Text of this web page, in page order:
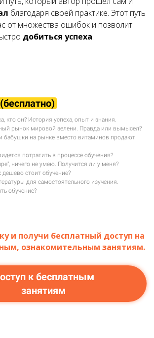
благодаря своей практике. Этот путь
от множества ошибок и позволит
добиться успеха.
кто он? История успеха, опыт и знания.
рынок мировой зелени. Правда или вымысел?
бабушки на рынке вместо витаминов продают
потратить в процессе обучения?
ничего не умею. Получится ли у меня?
дешево стоит обучение?
для самостоятельного изучения.
обучение?
и получи бесплатный доступ на
ознакомительным занятиям.
к бесплатным
занятиям